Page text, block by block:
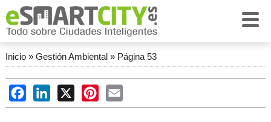
Inicio» Gestión Ambiental» Página 53
FacebookLinkedIn
X PinterestEmail